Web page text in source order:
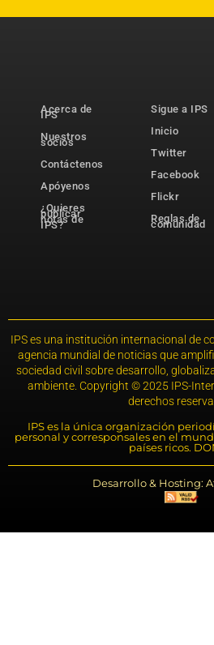
Acerca de
IPS
Nuestros
socios
Contáctenos
Apóyenos
¿Quieres
publicar
notas de
IPS?
Sigue a IPS
Inicio
Twitter
Facebook
Flickr
Reglas de
comunidad
IPS es una institución internacional de
agencia mundial de noticias que
sociedad civil sobre desarrollo,
ambiente. Copyright © 2025 IPS-
derechos
IPS es la única organización
personal y corresponsales en el
países ricos.
Desarrollo & Hosting: